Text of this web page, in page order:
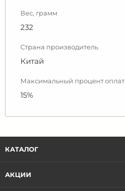
Вес, грамм
232
Страна производитель
Китай
Максимальный процент
15%
КАТАЛОГ
АКЦИИ